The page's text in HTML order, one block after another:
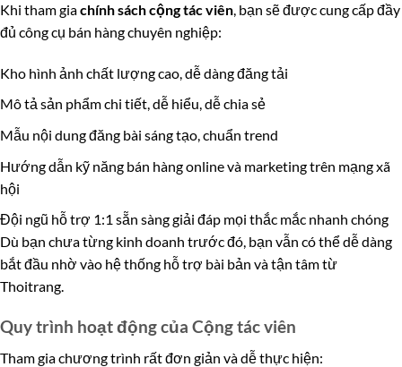
Khi tham giachính sách cộng tác viên, bạn sẽ được cung cấp đầy
đủ công cụ bán hàng chuyên nghiệp:
Kho hình ảnh chất lượng cao, dễ dàng đăng tải
Mô tả sản phẩm chi tiết, dễ hiểu, dễ chia sẻ
Mẫu nội dung đăng bài sáng tạo, chuẩn trend
Hướng dẫn kỹ năng bán hàng online và marketing trên mạng xã
hội
Đội ngũ hỗ trợ 1:1 sẵn sàng giải đáp mọi thắc mắc nhanh chóng
Dù bạn chưa từng kinh doanh trước đó, bạn vẫn có thể dễ dàng
bắt đầu nhờ vào hệ thống hỗ trợ bài bản và tận tâm từ
Thoitrang.
Quy trình hoạt động của Cộng tác viên
Tham gia chương trình rất đơn giản và dễ thực hiện: